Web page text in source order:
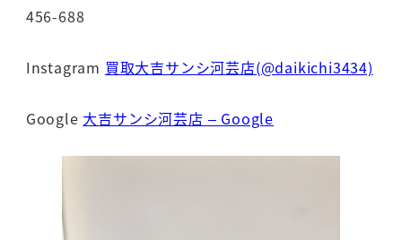
456-688
Instagram 買取大吉サンシ河芸店(@daikichi3434)
Google 大吉サンシ河芸店 – Google